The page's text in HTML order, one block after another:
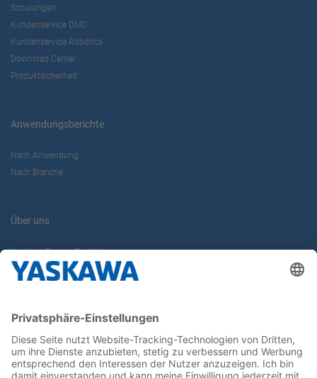
Schulungen
Kundenservice DMC
Kundenservice Robotics
Download Center
Produktsicherheit
Anwendungsberichte
Nach Anwendung
Nach Branche
Über uns
Yaskawa Europe GmbH
Karriere
Newsletter